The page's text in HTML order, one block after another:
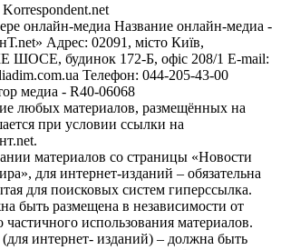
онлайн-медиа Название онлайн-медиа -
Адрес: 02091, місто Київ,
будинок 172-Б, офіс 208/1 E-mail:
Телефон: 044-205-43-00
медиа - R40-06068
любых материалов, размещённых на
при условии ссылки на
материалов со страницы «Новости
для интернет-изданий – обязательна
для поисковых систем гиперссылка.
быть размещена в независимости от
частичного использования материалов.
интернет- изданий) – должна быть